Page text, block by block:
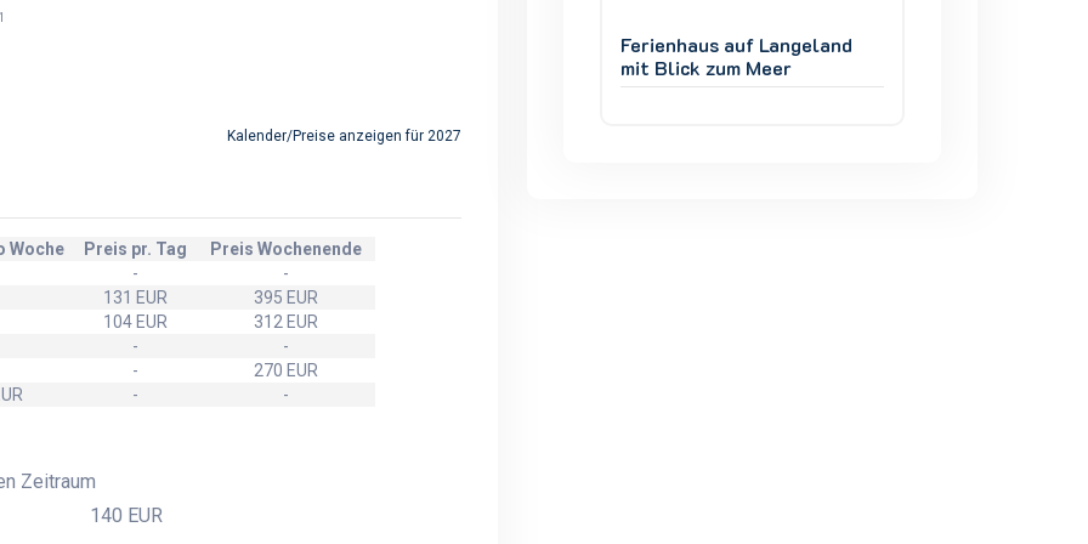
Kalender/Preise anzeigen für 2027
Woche Preis pr. Tag
Preis Wochenende
-
-
131 EUR
395 EUR
104 EUR
312 EUR
-
-
-
270 EUR
- -
Zeitraum
140 EUR
Ferienhaus auf Langeland
mit Blick zum Meer